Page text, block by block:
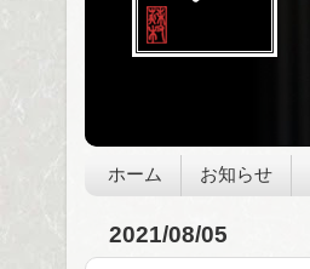
ホーム お知らせ
2021/08/05